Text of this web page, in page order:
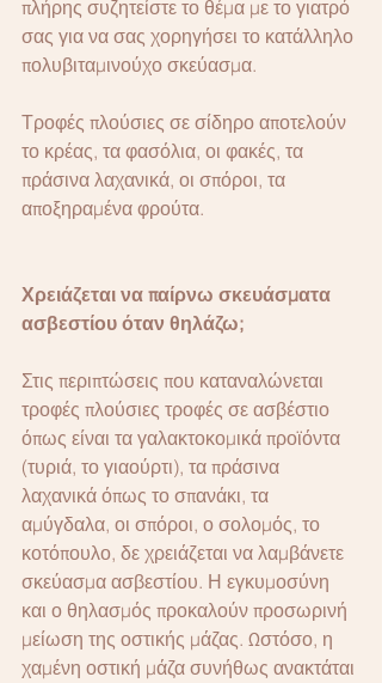
πλήρης συζητείστε το θέμα με το γιατρό
σας για να σας χορηγήσει το κατάλληλο
πολυβιταμινούχο σκεύασμα.
Τροφές πλούσιες σε σίδηρο αποτελούν
το κρέας, τα φασόλια, οι φακές, τα
πράσινα λαχανικά, οι σπόροι, τα
αποξηραμένα φρούτα.
Χρειάζεται να παίρνω σκευάσματα
ασβεστίου όταν θηλάζω;
Στις περιπτώσεις που καταναλώνεται
τροφές πλούσιες τροφές σε ασβέστιο
όπως είναι τα γαλακτοκομικά προϊόντα
(τυριά, το γιαούρτι), τα πράσινα
λαχανικά όπως το σπανάκι, τα
αμύγδαλα, οι σπόροι, ο σολομός, το
κοτόπουλο, δε χρειάζεται να λαμβάνετε
σκεύασμα ασβεστίου. Η εγκυμοσύνη
και ο θηλασμός προκαλούν προσωρινή
μείωση της οστικής μάζας. Ωστόσο, η
χαμένη οστική μάζα συνήθως ανακτάται